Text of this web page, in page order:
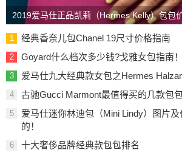
2019爱马仕正品凯莉（Hermes Kelly）包包
欧洲
1 经典香奈儿包Chanel 19尺寸价格指南
2 Goyard什么档次多少钱?戈雅女包指南！
3 爱马仕九大经典款女包之Hermes
4 古驰Gucci Marmont最值得买的几款包
5
爱马仕迷你林迪包（Mini Lindy）图片
的！
6 十大奢侈品牌经典款包包排名